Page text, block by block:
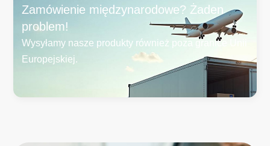
Zamówienie międzynarodowe? Żaden
problem!
Wysyłamy nasze produkty również poza granice Unii
Europejskiej.